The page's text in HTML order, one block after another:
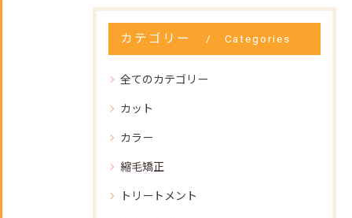
カテゴリー Categories
全てのカテゴリー
カット
カラー
縮毛矯正
トリートメント